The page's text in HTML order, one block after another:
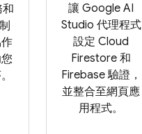
讓 Google AI
Studio 代理程式
設定 Cloud
Firestore 和
Firebase 驗證，
並整合至網頁應
用程式。